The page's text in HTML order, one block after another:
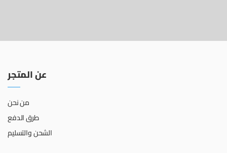
عن المتجر
من نحن
طرق الدفع
الشحن والتسليم